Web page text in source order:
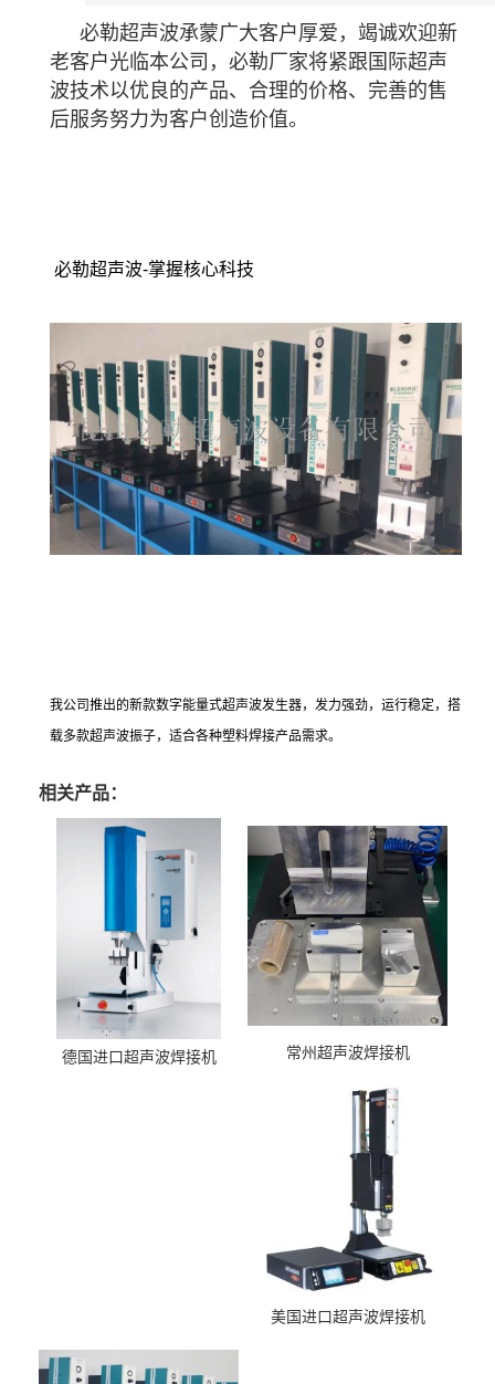
必勒超声波承蒙广大客户厚爱，竭诚欢迎新
老客户光临本公司，必勒厂家将紧跟国际超声
波技术以优良的产品、合理的价格、完善的售
后服务努力为客户创造价值。
必勒超声波-掌握核心科技
我公司推出的新款数字能量式超声波发生器，发力强劲，运行稳定，搭
载多款超声波振子，适合各种塑料焊接产品需求。
相关产品：
德国进口超声波焊接机 常州超声波焊接机
美国进口超声波焊接机